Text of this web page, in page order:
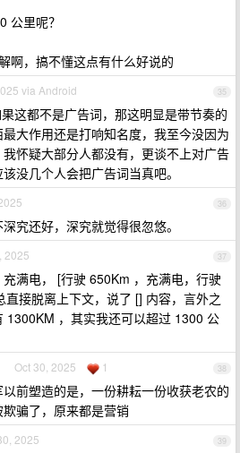
公里呢？
啊，搞不懂这点有什么好说的
35
via Android
这都不是广告词，那这明显是带节奏的
大作用还是打响知名度，我至今没因为
怀疑大部分人都没有，更谈不上对广告
没几个人会把广告词当真吧。
36
究还好，深究就觉得很忽悠。
37
2025
满电， [行驶 650Km ，充满电，行驶
接脱离上下文，说了 [] 内容，言外之
1300KM ，其实我还可以超过 1300 公
38
Oct 30, 2025 1
前塑造的是，一份耕耘一份收获老农的
骗了，原来都是营销
39
2025